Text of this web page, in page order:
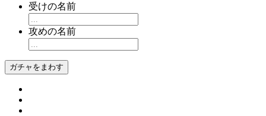
受けの名前
攻めの名前
ガチャをまわす